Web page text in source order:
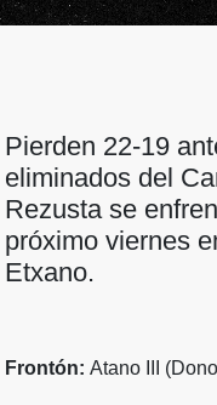
Pierden 22-19
eliminados del
Rezusta se
próximo viernes
Etxano.
Frontón: Atano III